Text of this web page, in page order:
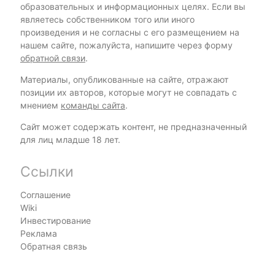
образовательных и информационных целях. Если вы
являетесь собственником того или иного
произведения и не согласны с его размещением на
нашем сайте, пожалуйста, напишите через форму
обратной связи.
Материалы, опубликованные на сайте, отражают
позиции их авторов, которые могут не совпадать с
мнением команды сайта.
Сайт может содержать контент, не предназначенный
для лиц младше 18 лет.
Ссылки
Соглашение
Wiki
Инвестирование
Реклама
Обратная связь